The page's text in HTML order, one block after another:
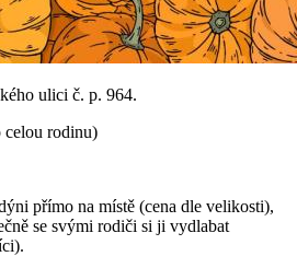
ulici č. p. 964.
celou rodinu)
na místě (cena dle velikosti),
se svými rodiči si ji vydlabat